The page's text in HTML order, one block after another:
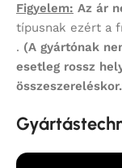
Figyelem: Az ár
típusnak ezért a
. (A gyártónak
esetleg rossz